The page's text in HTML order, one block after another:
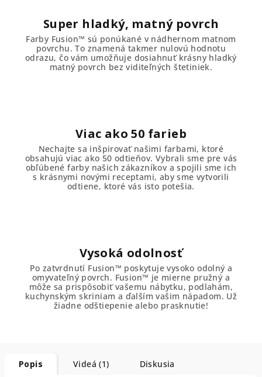
Super hladký, matný povrch
Farby Fusion™ sú ponúkané v nádhernom matnom
povrchu. To znamená takmer nulovú hodnotu
odrazu, čo vám umožňuje dosiahnuť krásny hladký
matný povrch bez viditeľných štetiniek.
Viac ako 50 farieb
Nechajte sa inšpirovať našimi farbami, ktoré
obsahujú viac ako 50 odtieňov. Vybrali sme pre vás
obľúbené farby našich zákazníkov a spojili sme ich
s krásnymi novými receptami, aby sme vytvorili
odtiene, ktoré vás isto potešia.
Vysoká odolnosť
Po zatvrdnutí Fusion™ poskytuje vysoko odolný a
omyvateľný povrch. Fusion™ je mierne pružný a
môže sa prispôsobiť vašemu nábytku, podlahám,
kuchynským skriniam a ďalším vašim nápadom. Už
žiadne odštiepenie alebo prasknutie!
Popis Videá (1) Diskusia